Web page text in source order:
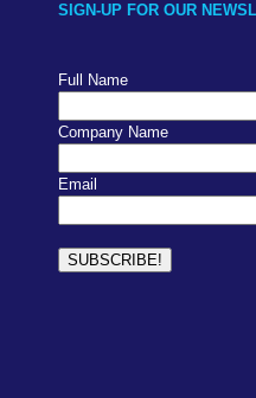
SIGN-UP FOR OUR
Full Name
Company Name
Email